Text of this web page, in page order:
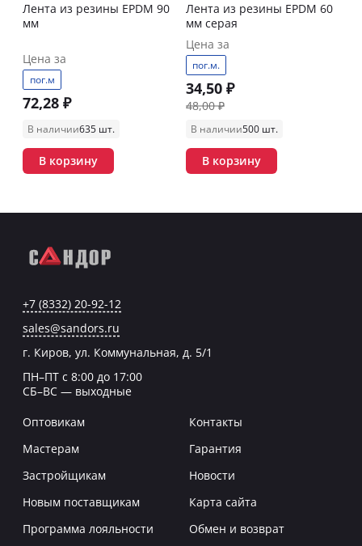
Лента из резины EPDM 90
мм
Цена за
пог.м
72,28 ₽
В наличии635 шт.
В корзину
Лента из резины EPDM 60
мм серая
Цена за
пог.м.
34,50 ₽
48,00 ₽
В наличии500 шт.
В корзину
+7 (8332) 20-92-12
sales@sandors.ru
г. Киров, ул. Коммунальная, д. 5/1
ПН–ПТ с 8:00 до 17:00
СБ–ВС — выходные
Оптовикам
Мастерам
Застройщикам
Новым поставщикам
Программа лояльности
Контакты
Гарантия
Новости
Карта сайта
Обмен и возврат